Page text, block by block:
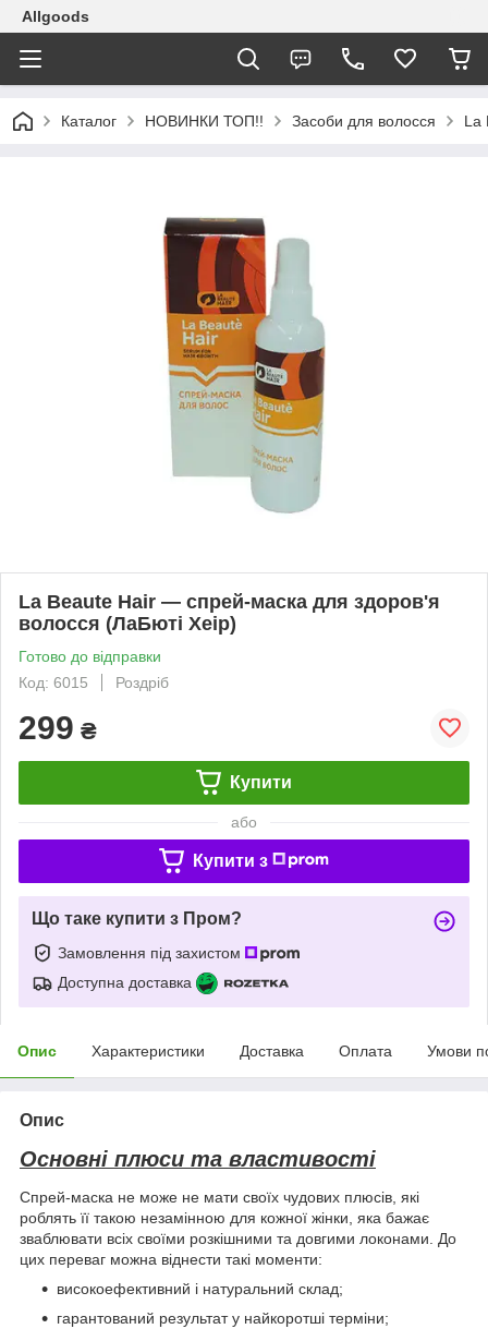
Allgoods
Каталог НОВИНКИ ТОП!! Засоби для волосся La
La Beaute Hair — спрей-маска для здоров'я
волосся (ЛаБюті Хеір)
Готово до відправки
Код: 6015
Роздріб
299 ₴
Купити
або
Купити з
Що таке купити з Пром?
Замовлення під захистом
Доступна доставка
Опис Характеристики Доставка Оплата Умови
Опис
Основні плюси та властивості
Спрей-маска не може не мати своїх чудових плюсів, які
роблять її такою незамінною для кожної жінки, яка бажає
зваблювати всіх своїми розкішними та довгими локонами. До
цих переваг можна віднести такі моменти:
високоефективний і натуральний склад;
гарантований результат у найкоротші терміни;